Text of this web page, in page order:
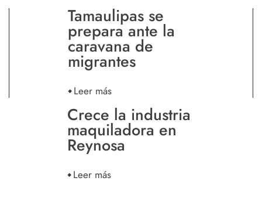
Tamaulipas se
prepara ante la
caravana de
migrantes
Leer más
Crece la industria
maquiladora en
Reynosa
Leer más